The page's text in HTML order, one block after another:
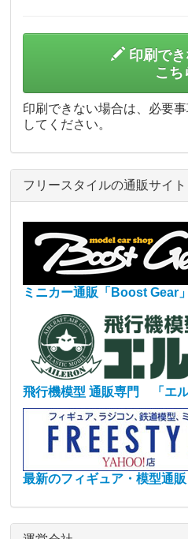
印刷で
こち
印刷できない場合は、必要
してください。
フリースタイルの通販サイト
ミニカー通販「Boost Gear」
飛行機模型 通販専門 「エル
最新のフィギュア・模型通販